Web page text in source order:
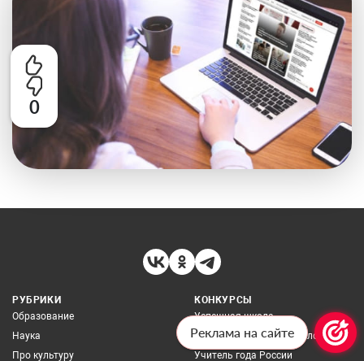
0
РУБРИКИ
Образование
Наука
Про культуру
КОНКУРСЫ
Успешная школа
Образовательные технологии
Учитель года России
Реклама на сайте